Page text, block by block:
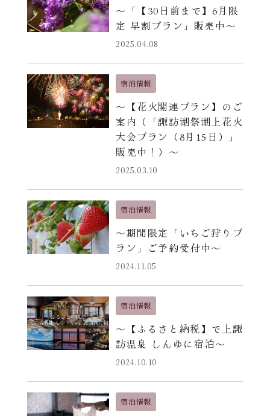
〜「【30日前まで】6月限
定 早割プラン」販売中〜
2025.04.08
宿泊情報
〜【花火関連プラン】のご
案内（「諏訪湖祭湖上花火
大会プラン（8月15日）」
販売中！）〜
2025.03.10
宿泊情報
〜期間限定「いちご狩りプ
ラン」ご予約受付中〜
2024.11.05
宿泊情報
〜【ふるさと納税】で上諏
訪温泉 しんゆに宿泊〜
2024.10.10
宿泊情報